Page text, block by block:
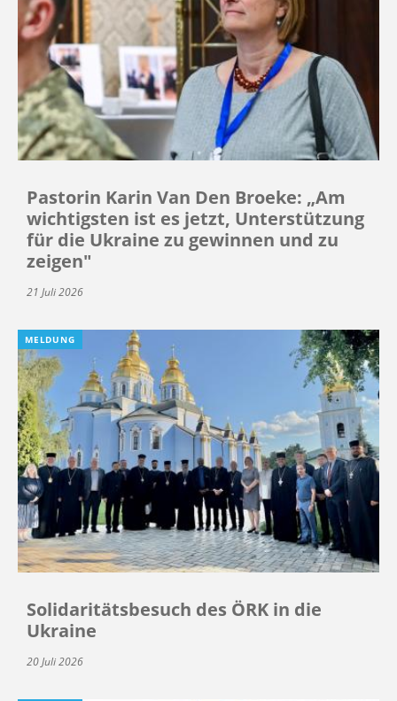
Pastorin Karin Van Den Broeke: „Am
wichtigsten ist es jetzt, Unterstützung
für die Ukraine zu gewinnen und zu
zeigen"
21 Juli 2026
MELDUNG
Solidaritätsbesuch des ÖRK in die
Ukraine
20 Juli 2026